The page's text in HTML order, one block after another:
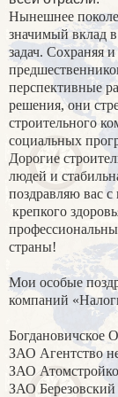
Нынешнее
значимый вклад
задач. Сохраняя
перспективные
решения, они
строительного
социальных
Дорогие
людей и
поздравляю вас
крепкого
страны!
Мои особые
компаний
Богдановичское
ЗАО Агентство
ЗАО
ЗАО Березовский